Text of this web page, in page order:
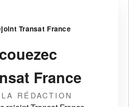
Transat France
France
RÉDACTION